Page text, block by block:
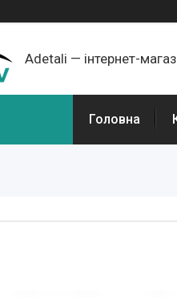
Adetali — інтернет-
Головна